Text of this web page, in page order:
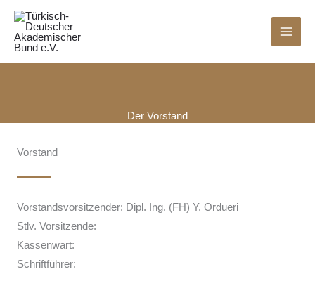
Zum
springen
Der Vorstand
Vorstand
Vorstandsvorsitzender: Dipl. Ing. (FH) Y. Ordueri
Stlv. Vorsitzende:
Kassenwart:
Schriftführer: